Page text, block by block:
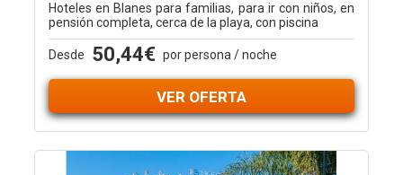
Hoteles en Blanes para familias, para ir con niños, en
pensión completa, cerca de la playa, con piscina
Desde 50,44€ por persona / noche
VER OFERTA